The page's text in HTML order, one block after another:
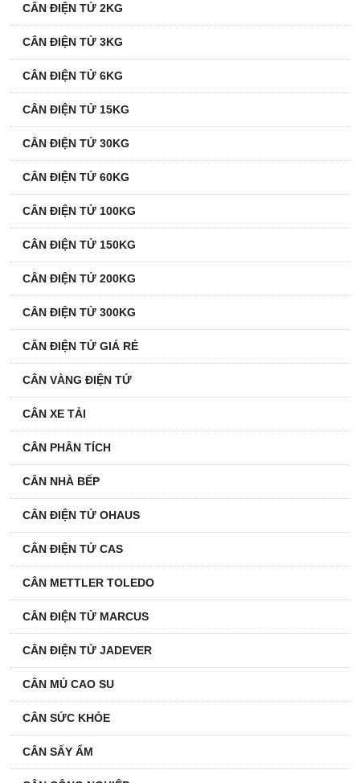
CÂN ĐIỆN TỬ 2KG
CÂN ĐIỆN TỬ 3KG
CÂN ĐIỆN TỬ 6KG
CÂN ĐIỆN TỬ 15KG
CÂN ĐIỆN TỬ 30KG
CÂN ĐIỆN TỬ 60KG
CÂN ĐIỆN TỬ 100KG
CÂN ĐIỆN TỬ 150KG
CÂN ĐIỆN TỬ 200KG
CÂN ĐIỆN TỬ 300KG
CÂN ĐIỆN TỬ GIÁ RẺ
CÂN VÀNG ĐIỆN TỬ
CÂN XE TẢI
CÂN PHÂN TÍCH
CÂN NHÀ BẾP
CÂN ĐIỆN TỬ OHAUS
CÂN ĐIỆN TỬ CAS
CÂN METTLER TOLEDO
CÂN ĐIỆN TỬ MARCUS
CÂN ĐIỆN TỬ JADEVER
CÂN MỦ CAO SU
CÂN SỨC KHỎE
CÂN SẤY ẨM